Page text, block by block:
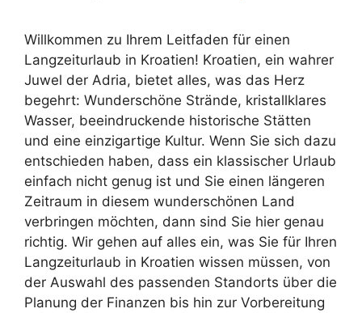
Willkommen zu Ihrem Leitfaden für einen
Langzeiturlaub in Kroatien! Kroatien, ein wahrer
Juwel der Adria, bietet alles, was das Herz
begehrt: Wunderschöne Strände, kristallklares
Wasser, beeindruckende historische Stätten
und eine einzigartige Kultur. Wenn Sie sich dazu
entschieden haben, dass ein klassischer Urlaub
einfach nicht genug ist und Sie einen längeren
Zeitraum in diesem wunderschönen Land
verbringen möchten, dann sind Sie hier genau
richtig. Wir gehen auf alles ein, was Sie für Ihren
Langzeiturlaub in Kroatien wissen müssen, von
der Auswahl des passenden Standorts über die
Planung der Finanzen bis hin zur Vorbereitung